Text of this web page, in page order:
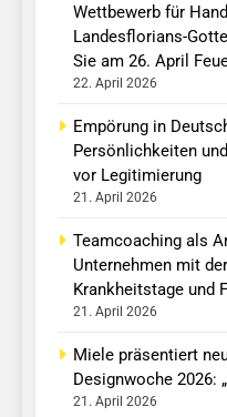
Wettbewerb für
Landesflorians-
Sie am 26. April
22. April 2026
Empörung in
Persönlichkeiten
vor Legitimierung
21. April 2026
Teamcoaching als
Unternehmen mit
Krankheitstage und
21. April 2026
Miele präsentiert
Designwoche 2026:
21. April 2026